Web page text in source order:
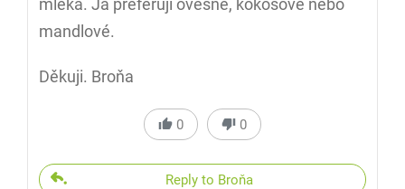
mléka. Já preferuji ovesné, kokosové nebo
mandlové.
Děkuji. Broňa
0 0
Reply to Broňa